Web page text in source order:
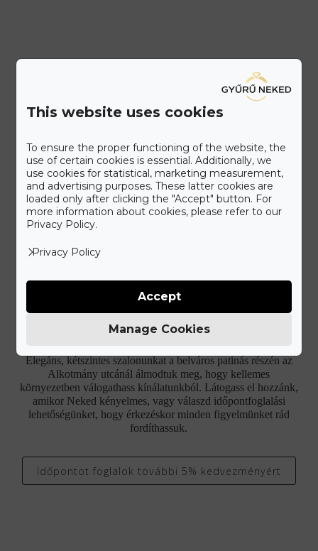
IDŐPONTFOGLALÁS
Látogass el üzletünkbe!
Elegáns, kétszintes szalonunkat a belváros patinás részén az
Alkotmány utcánál álmodtuk meg, hogy kellemes
környezetben válogathass kínálatunkból. Látogass el hozzánk,
amikor Neked kényelmes, vagy válaszd időpontfoglalási
lehetőségünket, hogy érkezéskor minden figyelmünket rád
fordíthassuk.
Időpontot foglalok további 5% kedvezményért
This website uses cookies
To ensure the proper functioning of the website, the
use of certain cookies is essential. Additionally, we
use cookies for statistical, marketing measurement,
and advertising purposes. These latter cookies are
loaded only after clicking the "Accept" button. For
more information about cookies, please refer to our
Privacy Policy.
Privacy Policy
Manage Cookies
Accept